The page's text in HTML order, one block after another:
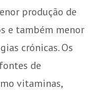
produção de
e também menor
crónicas. Os
de
vitaminas,